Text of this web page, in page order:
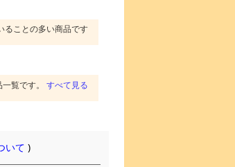
ることの多い商品です
覧です。 すべて見る
いて )